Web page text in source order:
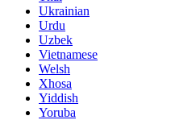
Ukrainian
Urdu
Uzbek
Vietnamese
Welsh
Xhosa
Yiddish
Yoruba